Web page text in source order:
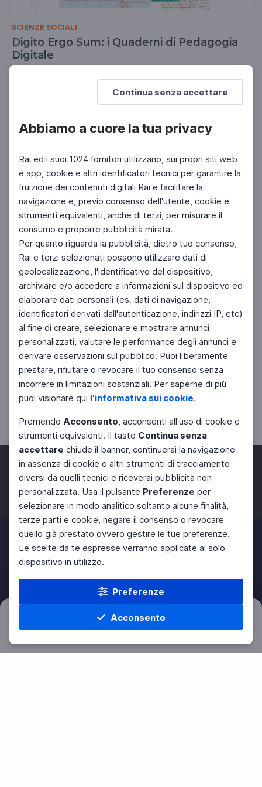
Continua senza accettare
Abbiamo a cuore la tua privacy
Rai ed i suoi 1024 fornitori utilizzano, sui propri siti web
e app, cookie e altri identificatori tecnici per garantire la
fruizione dei contenuti digitali Rai e facilitare la
navigazione e, previo consenso dell'utente, cookie e
strumenti equivalenti, anche di terzi, per misurare il
consumo e proporre pubblicità mirata.
Per quanto riguarda la pubblicità, dietro tuo consenso,
Rai e terzi selezionati possono utilizzare dati di
geolocalizzazione, l'identificativo del dispositivo,
archiviare e/o accedere a informazioni sul dispositivo ed
elaborare dati personali (es. dati di navigazione,
identificatori derivati dall'autenticazione, indirizzi IP, etc)
al fine di creare, selezionare e mostrare annunci
personalizzati, valutare le performance degli annunci e
derivare osservazioni sul pubblico. Puoi liberamente
prestare, rifiutare o revocare il tuo consenso senza
incorrere in limitazioni sostanziali. Per saperne di più
puoi visionare qui l'informativa sui cookie.
Premendo Acconsento, acconsenti all'uso di cookie e
strumenti equivalenti. Il tasto Continua senza
accettare chiude il banner, continuerai la navigazione
in assenza di cookie o altri strumenti di tracciamento
diversi da quelli tecnici e riceverai pubblicità non
personalizzata. Usa il pulsante Preferenze per
selezionare in modo analitico soltanto alcune finalità,
terze parti e cookie, negare il consenso o revocare
quello già prestato ovvero gestire le tue preferenze.
Le scelte da te espresse verranno applicate al solo
dispositivo in utilizzo.
Preferenze
Acconsento
Home Materie Cerca Menu
SCIENZE SOCIALI
Digito Ergo Sum: i Quaderni di Pedagogia
Digitale
dell'Università degli Studi Roma Tre
Facebook Twitter Instagram